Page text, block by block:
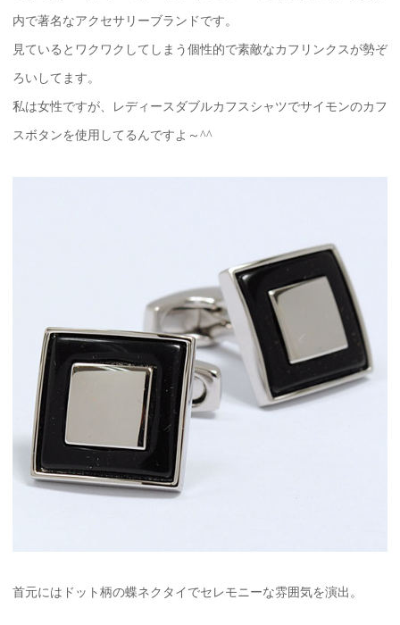
内で著名なアクセサリーブランドです。
見ているとワクワクしてしまう個性的で素敵なカフリンクスが勢ぞ
ろいしてます。
私は女性ですが、レディースダブルカフスシャツでサイモンのカフ
スボタンを使用してるんですよ～^^
首元にはドット柄の蝶ネクタイでセレモニーな雰囲気を演出。